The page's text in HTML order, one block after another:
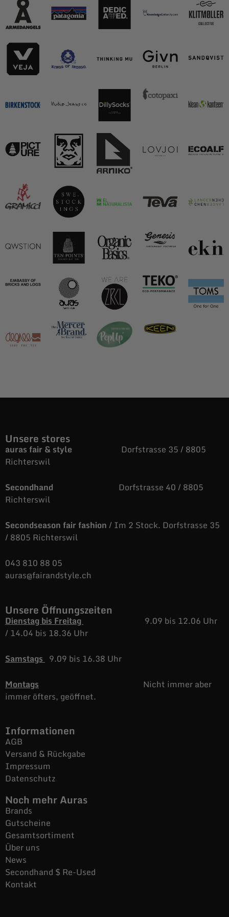
Unsere stores
auras fair & style Dorfstrasse 35 / 8805
Richterswil
Secondhand Dorfstrasse 40 / 8805
Richterswil
Secondseason fair fashion/ Im 2 Stock. Dorfstrasse 35
/ 8805 Richterswil
043 810 88 05
auras@fairandstyle.ch
Unsere Öffnungszeiten
Dienstag bis Freitag
9.09 bis 12.06 Uhr
/14.04 bis 18.36 Uhr
Samstags 9.09 bis 16.38 Uhr
Montags
Nicht immer aber
immer öfters, geöffnet.
Informationen
AGB
Versand & Rückgabe
Impressum
Datenschutz
Noch mehr Auras
Brands
Gutscheine
Gesamtsortiment
Über uns
News
Secondhand $ Re-Used
Kontakt